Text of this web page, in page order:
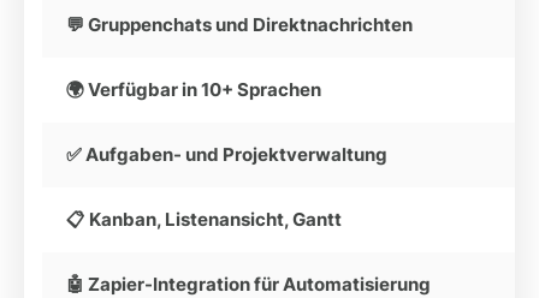
💬 Gruppenchats und Direktnachrichten
🌍 Verfügbar in 10+ Sprachen
✅ Aufgaben- und Projektverwaltung
📋 Kanban, Listenansicht, Gantt
🤖 Zapier-Integration für Automatisierung